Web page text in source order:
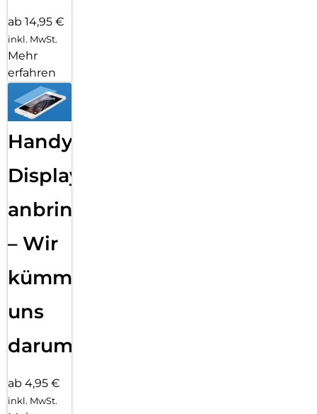
ab 14,95 €
inkl. MwSt.
Mehr
erfahren
Handy
Displayfolie
anbringen
– Wir
kümmern
uns
darum!
ab 4,95 €
inkl. MwSt.